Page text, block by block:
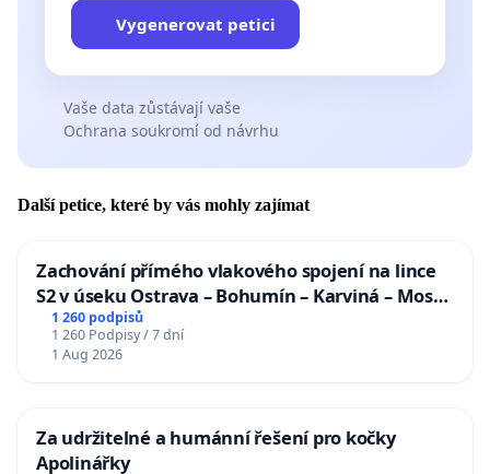
Vygenerovat petici
Vaše data zůstávají vaše
Ochrana soukromí od návrhu
Další petice, které by vás mohly zajímat
Zachování přímého vlakového spojení na lince
S2 v úseku Ostrava – Bohumín – Karviná – Mosty
u Jablunkova
1 260 podpisů
1 260 Podpisy / 7 dní
1 Aug 2026
Za udržitelné a humánní řešení pro kočky
Apolinářky